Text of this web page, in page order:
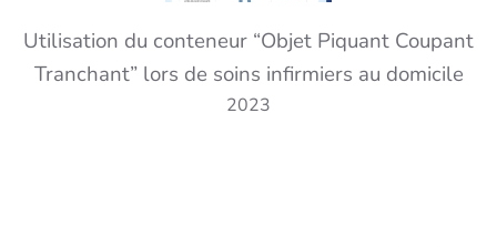
Utilisation du conteneur “Objet Piquant Coupant
Tranchant” lors de soins infirmiers au domicile
2023